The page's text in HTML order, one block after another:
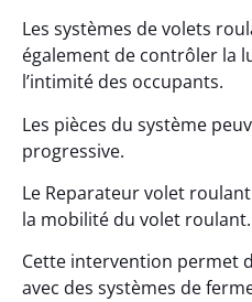
Les systèmes de volets
également de contrôler la
l’intimité des occupants.
Les pièces du système
progressive.
Le Reparateur volet
la mobilité du volet roulant.
Cette intervention permet
avec des systèmes de